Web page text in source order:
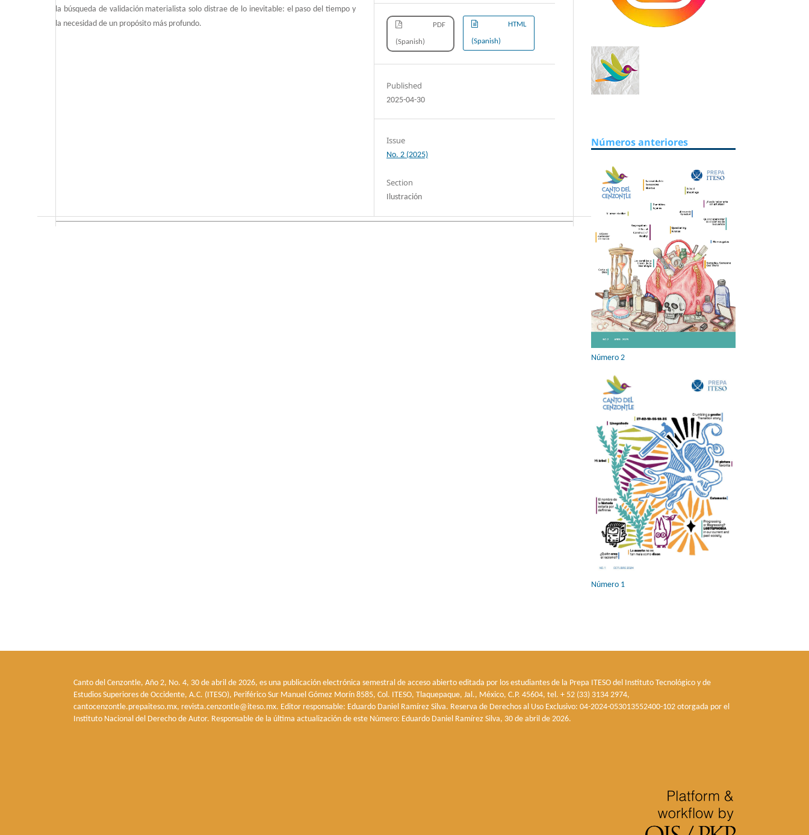
la búsqueda de validación materialista solo distrae de lo inevitable: el paso del tiempo y
la necesidad de un propósito más profundo.
PDF
(Spanish)
HTML
(Spanish)
Published
2025-04-30
Issue
No. 2 (2025)
Section
Ilustración
Números anteriores
Número 2
Número 1
Canto del Cenzontle, Año 2, No. 4, 30 de abril de 2026, es una publicación electrónica semestral de acceso abierto editada por los estudiantes de la Prepa ITESO del Instituto Tecnológico y de
Estudios Superiores de Occidente, A.C. (ITESO), Periférico Sur Manuel Gómez Morín 8585, Col. ITESO, Tlaquepaque, Jal., México, C.P. 45604, tel. + 52 (33) 3134 2974,
cantocenzontle.prepaiteso.mx, revista.cenzontle@iteso.mx. Editor responsable: Eduardo Daniel Ramírez Silva. Reserva de Derechos al Uso Exclusivo: 04-2024-053013552400-102 otorgada por el
Instituto Nacional del Derecho de Autor. Responsable de la última actualización de este Número: Eduardo Daniel Ramírez Silva, 30 de abril de 2026.